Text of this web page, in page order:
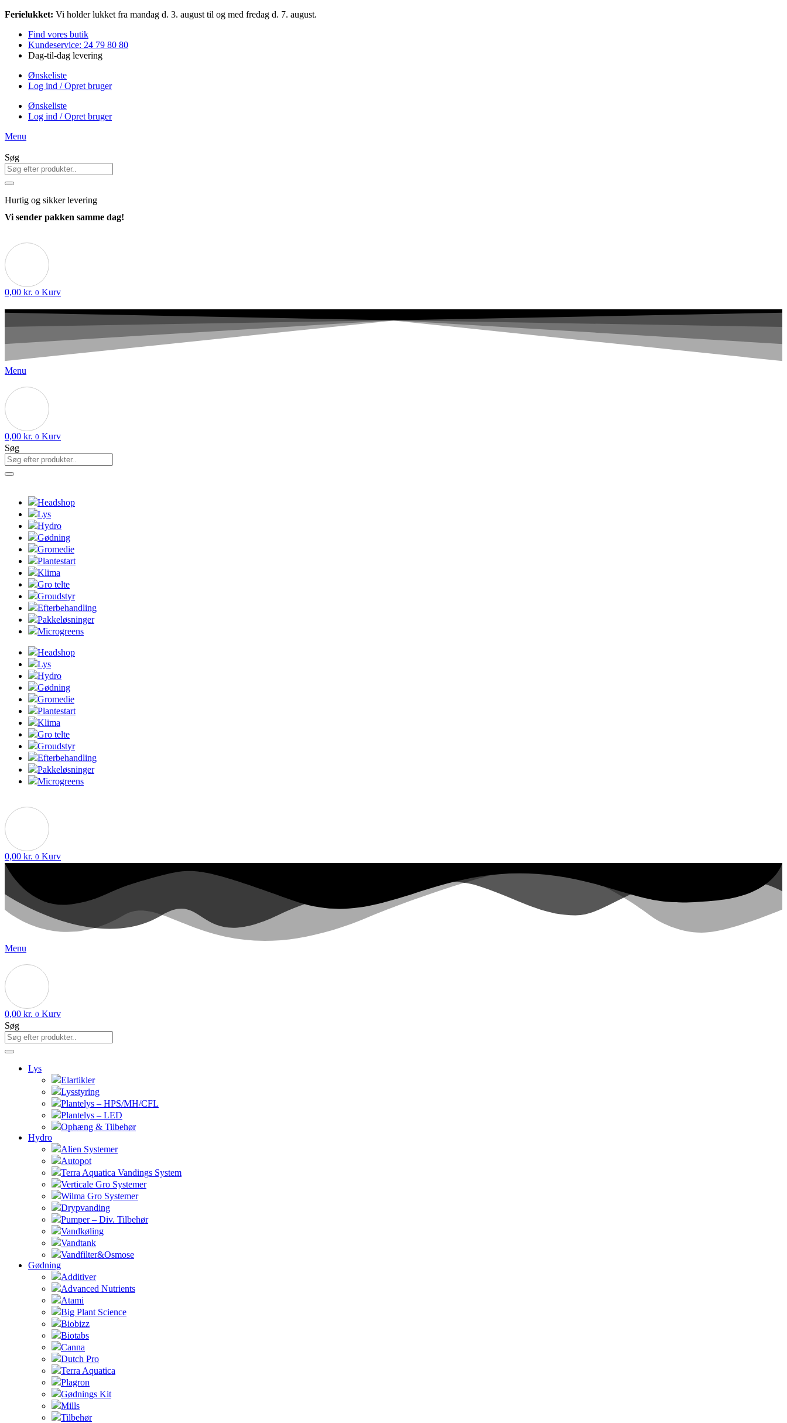
Videre
indhold
Ferielukket: Vi holder lukket fra mandag d. 3. august til og med fredag d. 7. august.
Find vores butik
Kundeservice: 24 79 80 80
Dag-til-dag levering
Ønskeliste
Log ind / Opret bruger
Ønskeliste
Log ind / Opret bruger
Menu
Søg
Hurtig og sikker levering
Vi sender pakken samme dag!
0,00 kr. 0 Kurv
Menu
0,00 kr. 0 Kurv
Søg
Headshop
Lys
Hydro
Gødning
Gromedie
Plantestart
Klima
Gro telte
Groudstyr
Efterbehandling
Pakkeløsninger
Microgreens
Headshop
Lys
Hydro
Gødning
Gromedie
Plantestart
Klima
Gro telte
Groudstyr
Efterbehandling
Pakkeløsninger
Microgreens
0,00 kr. 0 Kurv
Menu
0,00 kr. 0 Kurv
Søg
Lys
Elartikler
Lysstyring
Plantelys – HPS/MH/CFL
Plantelys – LED
Ophæng & Tilbehør
Hydro
Alien Systemer
Autopot
Terra Aquatica Vandings System
Verticale Gro Systemer
Wilma Gro Systemer
Drypvanding
Pumper – Div. Tilbehør
Vandkøling
Vandtank
Vandfilter&Osmose
Gødning
Additiver
Advanced Nutrients
Atami
Big Plant Science
Biobizz
Biotabs
Canna
Dutch Pro
Terra Aquatica
Plagron
Gødnings Kit
Mills
Tilbehør